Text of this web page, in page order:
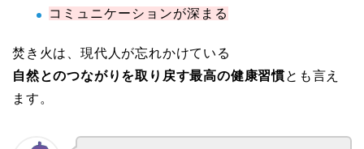
コミュニケーションが深まる
焚き火は、現代人が忘れかけている
自然とのつながりを取り戻す最高の健康習慣とも言え
ます。